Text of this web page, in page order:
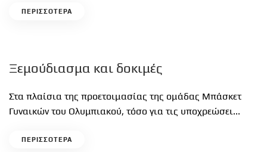
ΠΕΡΙΣΣΟΤΕΡΑ
Ξεμούδιασμα και δοκιμές
Στα πλαίσια της προετοιμασίας της ομάδας Μπάσκετ
Γυναικών του Ολυμπιακού, τόσο για τις υποχρεώσει...
ΠΕΡΙΣΣΟΤΕΡΑ